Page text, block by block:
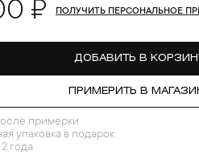
₽ ПОЛУЧИТЬ ПЕРСОНАЛЬНОЕ
ДОБАВИТЬ В
ПРИМЕРИТЬ В
примерки
упаковка в подарок
года